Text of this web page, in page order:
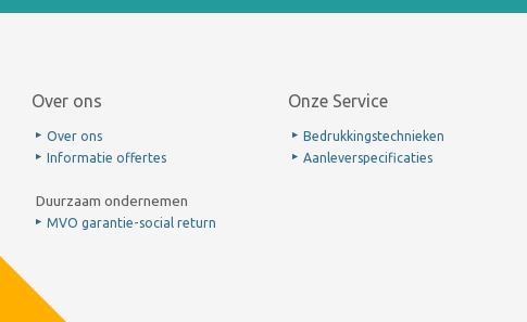
Over ons
Over ons
Informatie offertes
Duurzaam ondernemen
MVO garantie-social return
Onze Service
Bedrukkingstechnieken
Aanleverspecificaties